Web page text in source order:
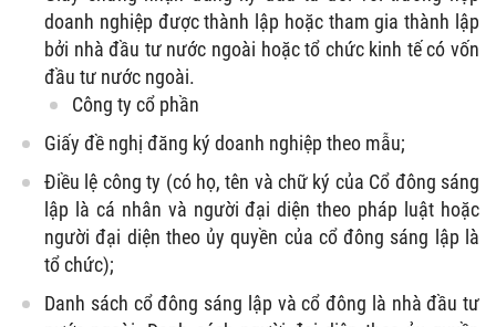
doanh nghiệp được thành lập hoặc tham gia thành lập
bởi nhà đầu tư nước ngoài hoặc tổ chức kinh tế có vốn
đầu tư nước ngoài.
Công ty cổ phần
Giấy đề nghị đăng ký doanh nghiệp theo mẫu;
Điều lệ công ty (có họ, tên và chữ ký của Cổ đông sáng
lập là cá nhân và người đại diện theo pháp luật hoặc
người đại diện theo ủy quyền của cổ đông sáng lập là
tổ chức);
Danh sách cổ đông sáng lập và cổ đông là nhà đầu tư